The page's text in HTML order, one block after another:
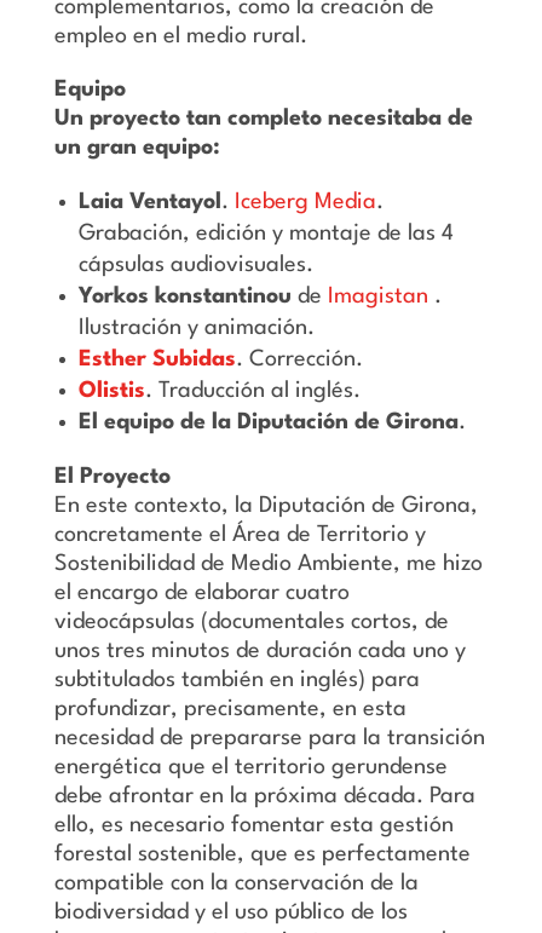
complementarios, como la creación de
empleo en el medio rural.
Equipo
Un proyecto tan completo necesitaba de
un gran equipo:
Laia Ventayol . Iceberg Media.
Grabación, edición y montaje de las 4
cápsulas audiovisuales.
Yorkos konstantinou de Imagistan .
Ilustración y animación.
Esther Subidas. Corrección.
Olistis. Traducción al inglés.
El equipo de la Diputación de Girona.
El Proyecto
En este contexto, la Diputación de Girona,
concretamente el Área de Territorio y
Sostenibilidad de Medio Ambiente, me hizo
el encargo de elaborar cuatro
videocápsulas (documentales cortos, de
unos tres minutos de duración cada uno y
subtitulados también en inglés) para
profundizar, precisamente, en esta
necesidad de prepararse para la transición
energética que el territorio gerundense
debe afrontar en la próxima década. Para
ello, es necesario fomentar esta gestión
forestal sostenible, que es perfectamente
compatible con la conservación de la
biodiversidad y el uso público de los